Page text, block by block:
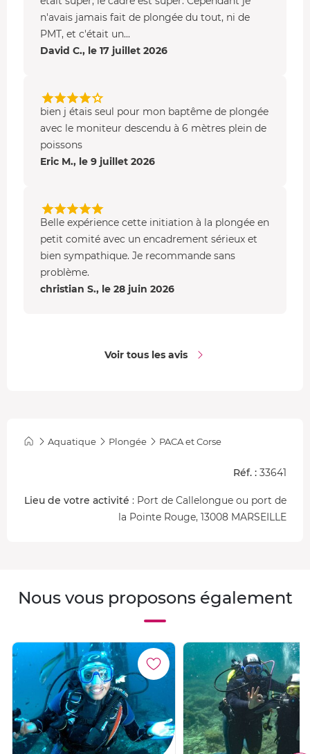
n'avais jamais fait de plongée du tout, ni de
PMT, et c'était un...
David C., le 17 juillet 2026
bien j étais seul pour mon baptême de plongée
avec le moniteur descendu à 6 mètres plein de
poissons
Eric M., le 9 juillet 2026
Belle expérience cette initiation à la plongée en
petit comité avec un encadrement sérieux et
bien sympathique. Je recommande sans
problème.
christian S., le 28 juin 2026
Voir tous les avis
Aquatique Plongée PACA et Corse
Réf. : 33641
Lieu de votre activité : Port de Callelongue ou port de
la Pointe Rouge, 13008 MARSEILLE
Nous vous proposons également